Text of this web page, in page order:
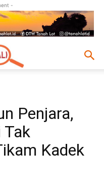
-
Penjara,
Tak
Kadek